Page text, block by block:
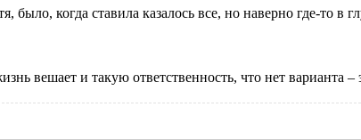
было, когда ставила казалось все, но наверно где-то в
вешает и такую ответственность, что нет варианта